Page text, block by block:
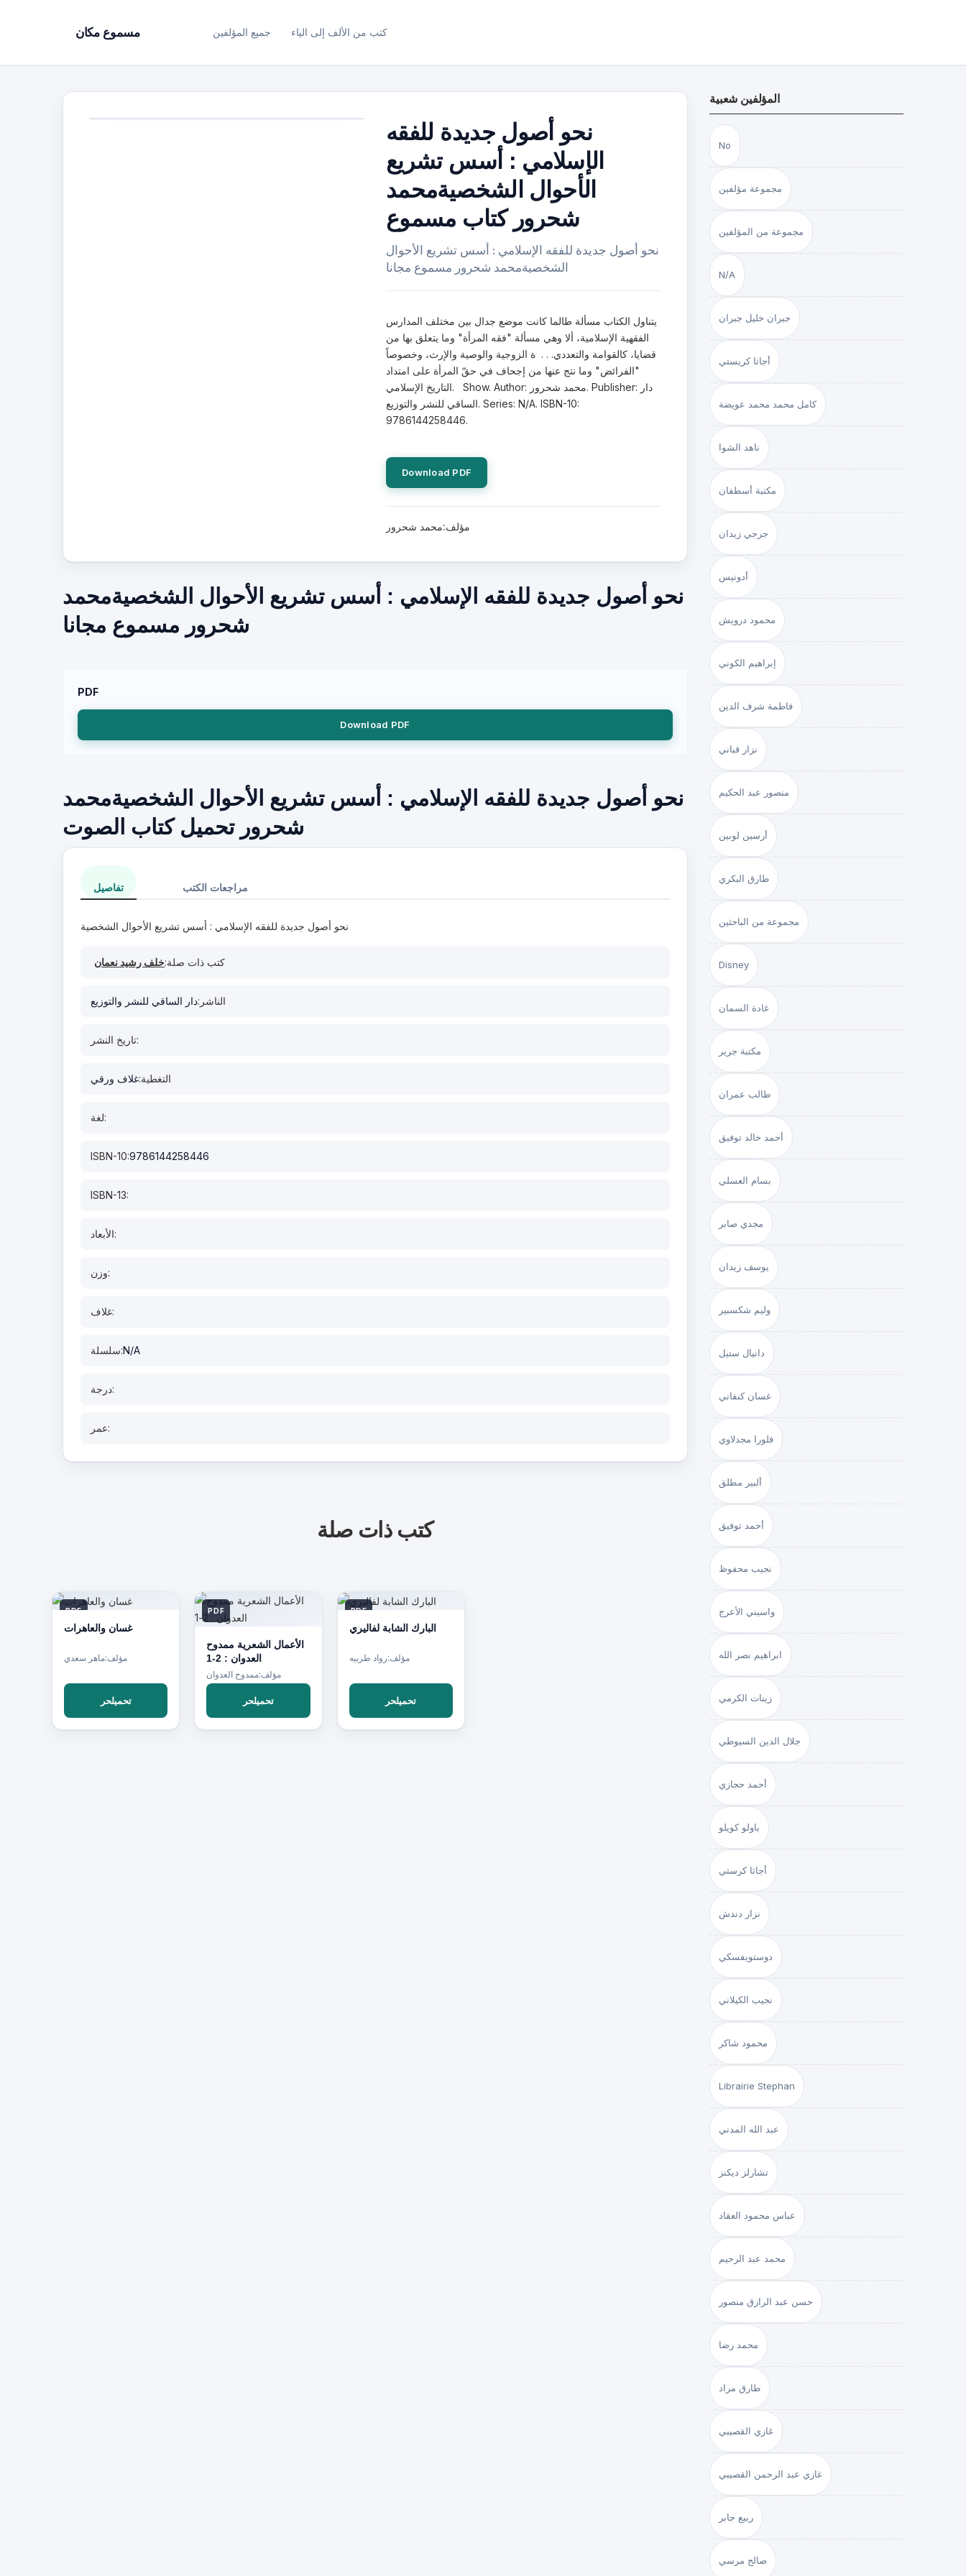
مسموع مكان جميع المؤلفين كتب من الألف إلى الياء
نحو أصول جديدة للفقه
الإسلامي : أسس تشريع
الأحوال الشخصيةمحمد
شحرور كتاب مسموع
نحو أصول جديدة للفقه الإسلامي : أسس تشريع الأحوال
الشخصيةمحمد شحرور مسموع مجانا
يتناول الكتاب مسألة طالما كانت موضع جدال بين مختلف المدارس
الفقهية الإسلامية، ألا وهي مسألة "فقه المرأة" وما يتعلق بها من
قضايا، كالقوامة والتعددي. . . ة الزوجية والوصية والإرث، وخصوصاً
"الفرائض" وما نتج عنها من إجحاف في حقّ المرأة على امتداد
التاريخ الإسلامي. Show. Author: محمد شحرور. Publisher: دار
الساقي للنشر والتوزيع. Series: N/A. ISBN-10:
9786144258446.
Download PDF
مؤلف:محمد شحرور
نحو أصول جديدة للفقه الإسلامي : أسس تشريع الأحوال الشخصيةمحمد
شحرور مسموع مجانا
PDF
Download PDF
نحو أصول جديدة للفقه الإسلامي : أسس تشريع الأحوال الشخصيةمحمد
شحرور تحميل كتاب الصوت
تفاصيل مراجعات الكتب
نحو أصول جديدة للفقه الإسلامي : أسس تشريع الأحوال الشخصية
كتب ذات صلة:خلف رشيد نعمان
الناشر:دار الساقي للنشر والتوزيع
تاريخ النشر:
التغطية:غلاف ورقي
لغة:
ISBN-10:9786144258446
ISBN-13:
الأبعاد:
وزن:
غلاف:
سلسلة:N/A
درجة:
عمر:
كتب ذات صلة
PDF
غسان والعاهرات
مؤلف:ماهر سعدي
تحميلحر
PDF
الأعمال الشعرية ممدوح
العدوان : 2-1
مؤلف:ممدوح العدوان
تحميلحر
PDF
البارك الشابة لفاليري
مؤلف:رواد طربيه
تحميلحر
المؤلفين شعبية
No
مجموعة مؤلفين
مجموعة من المؤلفين
N/A
جبران خليل جبران
أجاثا كريستي
كامل محمد محمد عويضة
ناهد الشوا
مكتبة أسطفان
جرجي زيدان
أدونيس
محمود درويش
إبراهيم الكوني
فاطمة شرف الدين
نزار قباني
منصور عبد الحكيم
أرسين لوبين
طارق البكري
مجموعة من الباحثين
Disney
غادة السمان
مكتبة جرير
طالب عمران
أحمد خالد توفيق
بسام العسلي
مجدي صابر
يوسف زيدان
وليم شكسبير
دانيال ستيل
غسان كنفاني
فلورا مجدلاوي
ألبير مطلق
أحمد توفيق
نجيب محفوظ
واسيني الأعرج
ابراهيم نصر الله
زينات الكرمي
جلال الدين السيوطي
أحمد حجازي
باولو كويلو
أجاثا كرستي
نزار دندش
دوستويفسكي
نجيب الكيلاني
محمود شاكر
Librairie Stephan
عبد الله المدني
تشارلز ديكنز
عباس محمود العقاد
محمد عبد الرحيم
حسن عبد الرازق منصور
محمد رضا
طارق مراد
غازي القصيبي
غازي عبد الرحمن القصيبي
ربيع جابر
صالح مرسي